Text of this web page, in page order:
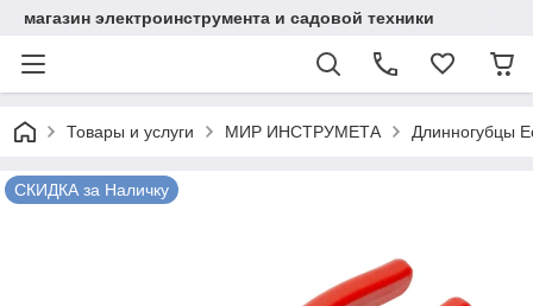
магазин электроинструмента и садовой техники
Товары и услуги МИР ИНСТРУМЕТА Длинногубцы
СКИДКА за Наличку